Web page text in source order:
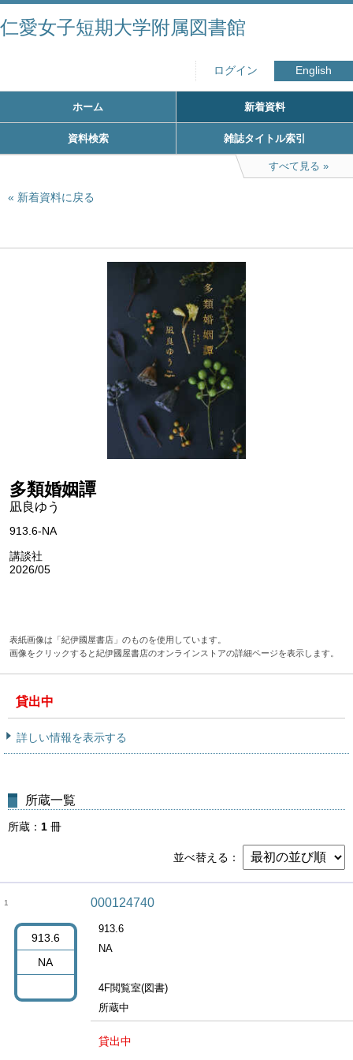
仁愛女子短期大学附属図書館
ログイン English
ホーム 新着資料
資料検索 雑誌タイトル索引
すべて見る
新着資料に戻る
多類婚姻譚
凪良ゆう
913.6-NA
講談社
2026/05
表紙画像は「紀伊國屋書店」のものを使用しています。
画像をクリックすると紀伊國屋書店のオンラインストアの詳細ページを表示します。
貸出中
詳しい情報を表示する
所蔵一覧
所蔵 1 冊
並べ替える
1
913.6
NA
000124740
913.6
NA
4F閲覧室(図書)
所蔵中
貸出中